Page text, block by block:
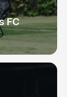
FC